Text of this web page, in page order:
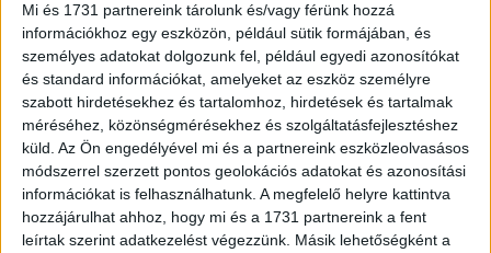
Mi és 1731 partnereink tárolunk és/vagy férünk hozzá
információkhoz egy eszközön, például sütik formájában, és
személyes adatokat dolgozunk fel, például egyedi azonosítókat
és standard információkat, amelyeket az eszköz személyre
szabott hirdetésekhez és tartalomhoz, hirdetések és tartalmak
méréséhez, közönségmérésekhez és szolgáltatásfejlesztéshez
küld. Az Ön engedélyével mi és a partnereink eszközleolvasásos
módszerrel szerzett pontos geolokációs adatokat és azonosítási
információkat is felhasználhatunk. A megfelelő helyre kattintva
hozzájárulhat ahhoz, hogy mi és a 1731 partnereink a fent
leírtak szerint adatkezelést végezzünk. Másik lehetőségként a
és helyi oktatás támogatására, valamint helyi
önkormányzat vagy más közintézmény pénzügyi, tárgyi
eszköz támogatására költenek. Az ügyek közül fontosnak
tartják a társadalmi és gazdasági fejlődést, az oktatást,
képzést, a környezet- és állatvédelmet, illetve az
egészségügyet és jólétet.
A CSR tevékenység motivációi között az élen szerepel a
munkaerő megtartása, vagyis a dolgozók véleménye a